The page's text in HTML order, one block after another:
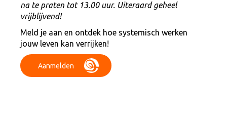
na te praten tot 13.00 uur. Uiteraard geheel
vrijblijvend!
Meld je aan en ontdek hoe systemisch werken
jouw leven kan verrijken!
Aanmelden